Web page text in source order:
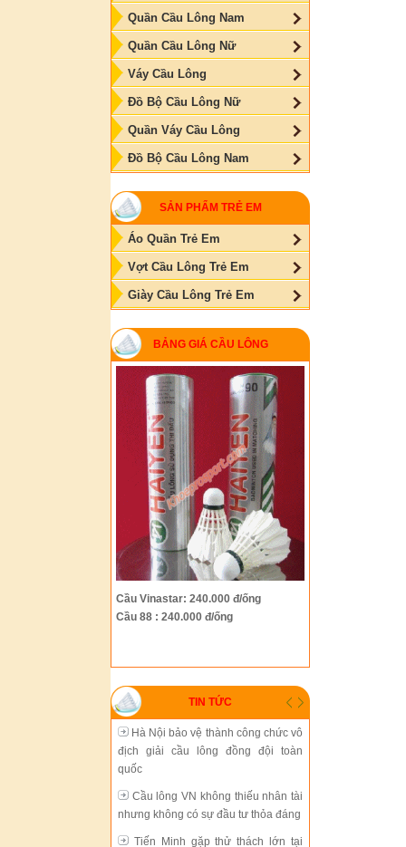
Quần Cầu Lông Nam
Quần Cầu Lông Nữ
Váy Cầu Lông
Đồ Bộ Cầu Lông Nữ
Quần Váy Cầu Lông
Đồ Bộ Cầu Lông Nam
SẢN PHẨM TRẺ EM
Áo Quần Trẻ Em
Vợt Cầu Lông Trẻ Em
Giày Cầu Lông Trẻ Em
BẢNG GIÁ CẦU LÔNG
Cầu Vinastar: 240.000 đ/ống
Cầu 88 : 240.000 đ/ống
TIN TỨC
Hà Nội bảo vệ thành công chức vô
địch giải cầu lông đồng đội toàn
Cầu lông VN không thiếu nhân tài
nhưng không có sự đầu tư thỏa đáng
Tiến Minh gặp thử thách lớn tại
giải Trung Quốc mở rộng
Sự phát triển thiếu đồng bộ của
cầu lông Việt Nam
Hà Nội bảo vệ thành công chức vô
địch giải cầu lông đồng đội toàn
quốc
Cầu lông VN không thiếu nhân tài
nhưng không có sự đầu tư thỏa đáng
Tiến Minh gặp thử thách lớn tại